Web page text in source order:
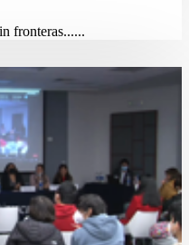
fronteras......